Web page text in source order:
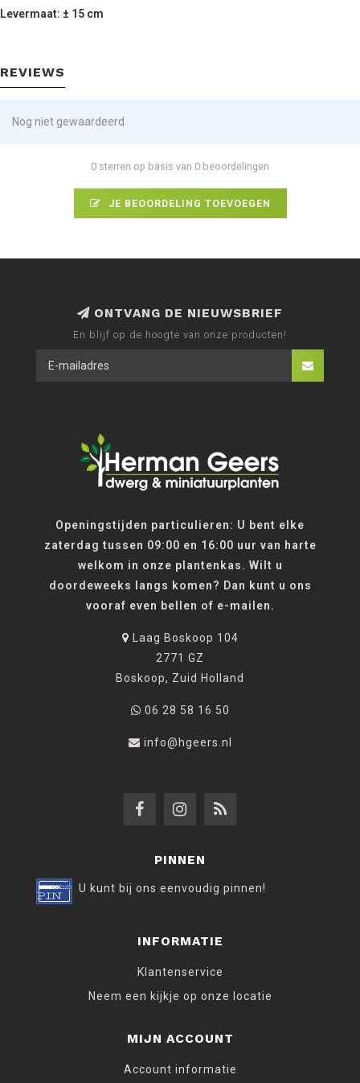
Levermaat: ± 15 cm
REVIEWS
Nog niet gewaardeerd
0 sterren op basis van 0 beoordelingen
JE BEOORDELING TOEVOEGEN
ONTVANG DE NIEUWSBRIEF
En blijf op de hoogte van onze producten!
Openingstijden particulieren: U bent elke
zaterdag tussen 09:00 en 16:00 uur van harte
welkom in onze plantenkas. Wilt u
doordeweeks langs komen? Dan kunt u ons
vooraf even bellen of e-mailen.
Laag Boskoop 104
2771 GZ
Boskoop, Zuid Holland
06 28 58 16 50
info@hgeers.nl
PINNEN
U kunt bij ons eenvoudig pinnen!
INFORMATIE
Klantenservice
Neem een kijkje op onze locatie
MIJN ACCOUNT
Account informatie